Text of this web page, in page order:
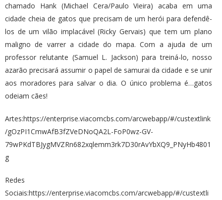
chamado Hank (Michael Cera/Paulo Vieira) acaba em uma
cidade cheia de gatos que precisam de um herói para defendê-
los de um vilão implacável (Ricky Gervais) que tem um plano
maligno de varrer a cidade do mapa. Com a ajuda de um
professor relutante (Samuel L. Jackson) para treiná-lo, nosso
azarão precisará assumir o papel de samurai da cidade e se unir
aos moradores para salvar o dia. O único problema é…gatos
odeiam cães!
Artes:https://enterprise.viacomcbs.com/arcwebapp/#/custextlink
/gOzPI1CmwAfB3fZVeDNoQA2L-FoP0wz-GV-
79wPKdTBJygMVZRn682xqlemm3rk7D30rAvYbXQ9_PNyHb4801
g
Redes
Sociais:https://enterprise.viacomcbs.com/arcwebapp/#/custextli